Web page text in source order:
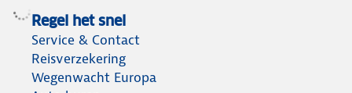
Regel het snel
Service & Contact
Reisverzekering
Wegenwacht Europa